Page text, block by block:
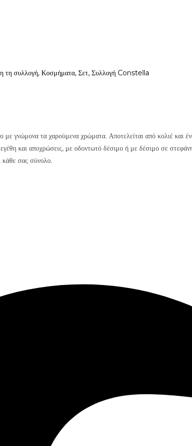
τη συλλογή, Κοσμήματα, Σετ, Συλλογή Constella
γνώμονα τα χαρούμενα χρώματα. Αποτελείται από κολιέ και
και αποχρώσεις, με οδοντωτό δέσιμο ή με δέσιμο σε
κάθε σας σύνολο.